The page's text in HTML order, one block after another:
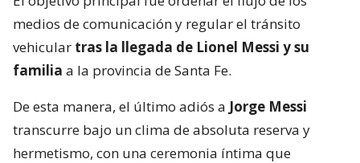
medios de comunicación y regular el tránsito
vehicular tras la llegada de Lionel Messi y su
familia a la provincia de Santa Fe.
De esta manera, el último adiós a Jorge Messi
transcurre bajo un clima de absoluta reserva y
hermetismo, con una ceremonia íntima que